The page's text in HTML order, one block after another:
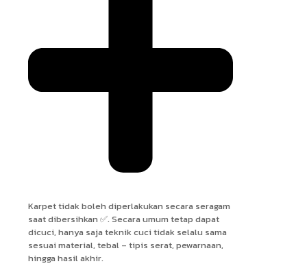
Karpet tidak boleh diperlakukan secara seragam
saat dibersihkan ✅. Secara umum tetap dapat
dicuci, hanya saja teknik cuci tidak selalu sama
sesuai material, tebal – tipis serat, pewarnaan,
hingga hasil akhir.